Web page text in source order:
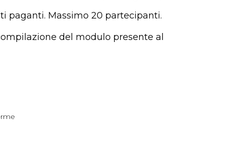
paganti. Massimo 20 partecipanti.
del modulo presente al